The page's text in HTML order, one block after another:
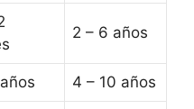
2 – 6 años
4 – 10 años